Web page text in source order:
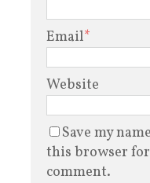
Email*
Website
Save my
this browser
comment.